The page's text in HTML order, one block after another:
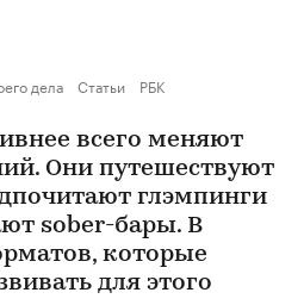
дела Статьи РБК
всего меняют
Они путешествуют
глэмпинги
sober-бары. В
которые
для этого